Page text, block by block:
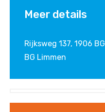
Meer details
Rijksweg 137, 1906
BG Limmen